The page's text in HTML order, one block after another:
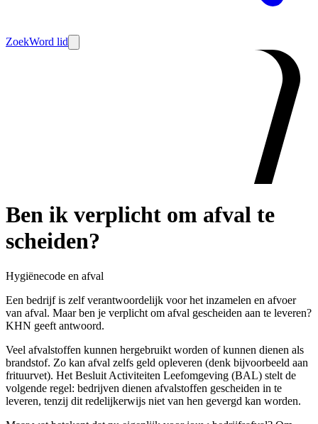
ZoekWord lid
Ben ik verplicht om afval te
scheiden?
Hygiënecode en afval
Een bedrijf is zelf verantwoordelijk voor het inzamelen en afvoer
van afval. Maar ben je verplicht om afval gescheiden aan te leveren?
KHN geeft antwoord.
Veel afvalstoffen kunnen hergebruikt worden of kunnen dienen als
brandstof. Zo kan afval zelfs geld opleveren (denk bijvoorbeeld aan
frituurvet). Het Besluit Activiteiten Leefomgeving (BAL) stelt de
volgende regel: bedrijven dienen afvalstoffen gescheiden in te
leveren, tenzij dit redelijkerwijs niet van hen gevergd kan worden.